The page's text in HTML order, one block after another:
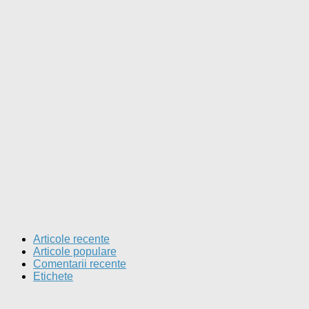
Articole recente
Articole populare
Comentarii recente
Etichete